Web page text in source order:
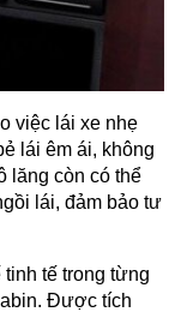
việc lái xe nhẹ
lái êm ái, không
lăng còn có thể
lái, đảm bảo tư
tế trong từng
Được tích